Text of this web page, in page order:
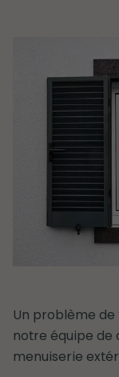
Un problème
notre équipe de
menuiserie